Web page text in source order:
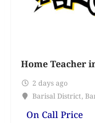
Home Teacher
2 days ago
Barisal District,
On Call Price